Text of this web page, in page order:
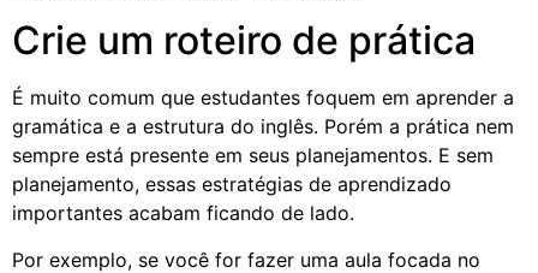
Crie um roteiro de prática
É muito comum que estudantes foquem em aprender a
gramática e a estrutura do inglês. Porém a prática nem
sempre está presente em seus planejamentos. E sem
planejamento, essas estratégias de aprendizado
importantes acabam ficando de lado.
Por exemplo, se você for fazer uma aula focada no